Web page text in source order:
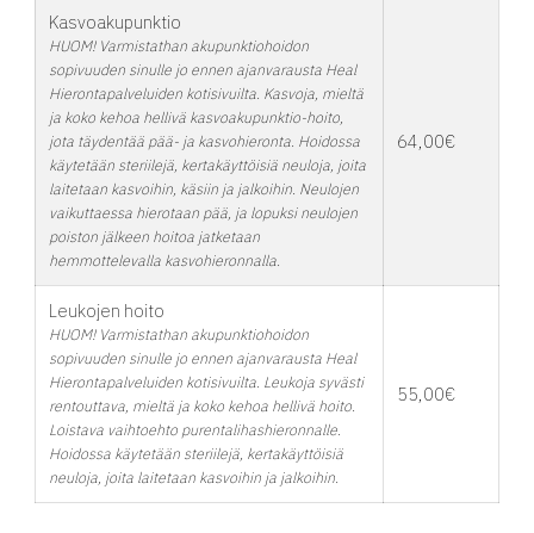
Kasvoakupunktio
HUOM! Varmistathan akupunktiohoidon
sopivuuden sinulle jo ennen ajanvarausta Heal
Hierontapalveluiden kotisivuilta. Kasvoja, mieltä
ja koko kehoa hellivä kasvoakupunktio-hoito,
jota täydentää pää- ja kasvohieronta. Hoidossa
käytetään steriilejä, kertakäyttöisiä neuloja, joita
laitetaan kasvoihin, käsiin ja jalkoihin. Neulojen
vaikuttaessa hierotaan pää, ja lopuksi neulojen
poiston jälkeen hoitoa jatketaan
hemmottelevalla kasvohieronnalla.
64,00€
Leukojen hoito
HUOM! Varmistathan akupunktiohoidon
sopivuuden sinulle jo ennen ajanvarausta Heal
Hierontapalveluiden kotisivuilta. Leukoja syvästi
rentouttava, mieltä ja koko kehoa hellivä hoito.
Loistava vaihtoehto purentalihashieronnalle.
Hoidossa käytetään steriilejä, kertakäyttöisiä
neuloja, joita laitetaan kasvoihin ja jalkoihin.
55,00€